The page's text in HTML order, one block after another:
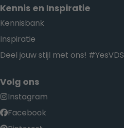
Kennis en Inspiratie
Kennisbank
Inspiratie
Deel jouw stijl met ons! #YesVDS
Volg ons
Instagram
Facebook